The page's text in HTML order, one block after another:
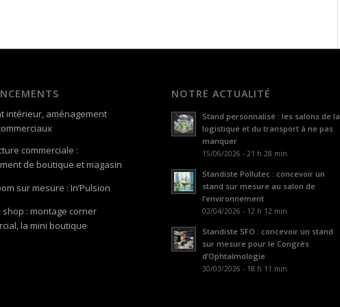
intérieur, aménagement
commerciale :
de boutique et magasin
sur mesure : In’Pulsion
shop : montage corner
la mini boutique
NOTRE ACTUALITÉ
Stand personnalisé : les salons de la
logistique et du transport à ne pas
manquer
15/06/2026 - 21 h 28 min
Standiste Pollutec : concevoir un
stand sur mesure au salon de
l’environnement
02/04/2026 - 12 h 12 min
Standiste SFO : concevoir un stand
sur mesure pour le Congrès
d’Ophtalmologie
30/03/2026 - 18 h 11 min